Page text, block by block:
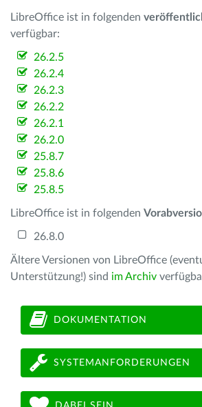
LibreOffice ist in folgenden
verfügbar:
26.2.5
26.2.4
26.2.3
26.2.2
26.2.1
26.2.0
25.8.7
25.8.6
25.8.5
LibreOffice ist in folgenden
26.8.0
Ältere Versionen von LibreOffice
Unterstützung!) sind im Archiv
DOKUMENTATION
SYSTEMANFORDERUNGEN